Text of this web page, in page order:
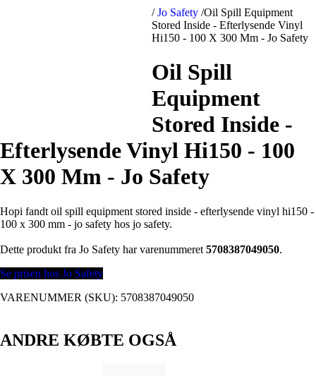
/ Jo Safety /Oil Spill Equipment
Stored Inside - Efterlysende Vinyl
Hi150 - 100 X 300 Mm - Jo Safety
Oil Spill
Equipment
Stored Inside -
Efterlysende Vinyl Hi150 - 100
X 300 Mm - Jo Safety
Hopi fandt oil spill equipment stored inside - efterlysende vinyl hi150 -
100 x 300 mm - jo safety hos jo safety.
Dette produkt fra Jo Safety har varenummeret 5708387049050.
Se prisen hos Jo Safety
VARENUMMER (SKU): 5708387049050
ANDRE KØBTE OGSÅ